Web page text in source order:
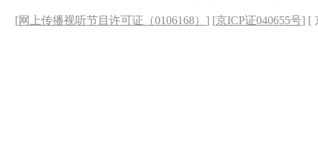
[网上传播视听节目许可证（0106168） ] [京ICP证040655号] [